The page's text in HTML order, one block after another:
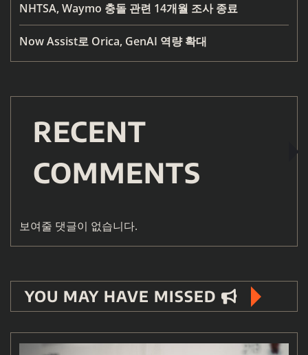
NHTSA, Waymo 충돌 관련 14개월 조사 종료
Now Assist로 Orica, GenAI 역량 확대
RECENT
COMMENTS
보여줄 댓글이 없습니다.
YOU MAY HAVE MISSED